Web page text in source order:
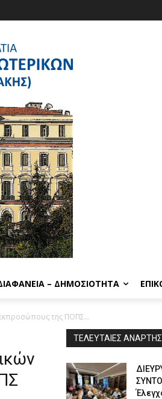
– ΔΗΜΟΣΙΌΤΗΤΑ
της ΠΟΠΣ...
ΤΕΛΕΥΤΑΙΕΣ